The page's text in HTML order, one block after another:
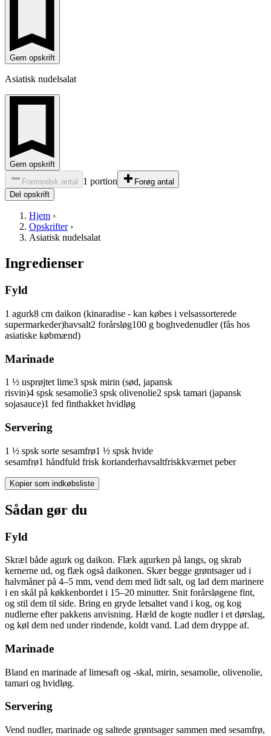
Gem opskrift
Asiatisk nudelsalat
Gem opskrift
Formindsk antal
1 portion
Forøg antal
Del opskrift
Hjem ›
Opskrifter›
Asiatisk nudelsalat
Ingredienser
Fyld
1 agurk8 cm daikon (kinaradise - kan købes i velsassorterede
supermarkeder)havsalt2 forårsløg100 g boghvedenudler (fås hos
asiatiske købmænd)
Marinade
1 ½ usprøjtet lime3 spsk mirin (sød, japansk
risvin)4 spsk sesamolie3 spsk olivenolie2 spsk tamari (japansk
sojasauce)1 fed finthakket hvidløg
Servering
1 ½ spsk sorte sesamfrø1 ½ spsk hvide
sesamfrø1 håndfuld frisk korianderhavsaltfriskkværnet peber
Kopier som indkøbsliste
Sådan gør du
Fyld
Skræl både agurk og daikon. Flæk agurken på langs, og skrab
kernerne ud, og flæk også daikonen. Skær begge grøntsager ud i
halvmåner på 4–5 mm, vend dem med lidt salt, og lad dem marinere
i en skål på køkkenbordet i 15–20 minutter. Snit forårsløgene fint,
og stil dem til side. Bring en gryde letsaltet vand i kog, og kog
nudlerne efter pakkens anvisning. Hæld de kogte nudler i et dørslag,
og køl dem ned under rindende, koldt vand. Lad dem dryppe af.
Marinade
Bland en marinade af limesaft og -skal, mirin, sesamolie, olivenolie,
tamari og hvidløg.
Servering
Vend nudler, marinade og saltede grøntsager sammen med sesamfrø,